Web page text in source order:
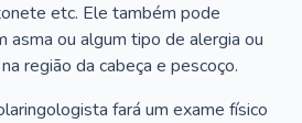
etc. Ele também pode
asma ou algum tipo de alergia ou
região da cabeça e pescoço.
fará um exame físico